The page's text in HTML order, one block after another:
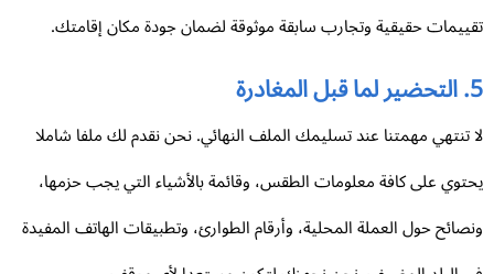
حقيقية وتجارب سابقة موثوقة لضمان جودة مكان إقامتك.
تنتهي مهمتنا عند تسليمك الملف النهائي. نحن نقدم لك ملفا شاملا
على كافة معلومات الطقس، وقائمة بالأشياء التي يجب حزمها،
حول العملة المحلية، وأرقام الطوارئ، وتطبيقات الهاتف المفيدة